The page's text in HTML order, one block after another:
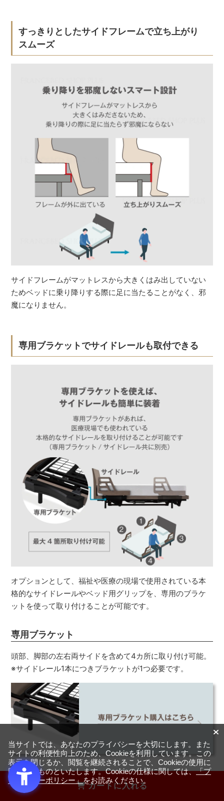
カートに入れる
すっきりとしたサイドフレームで立ち上がり
スムーズ
サイドフレームがマットレスから大きくはみ出していない
ためベッドに乗り降りする際に足に当たることがなく、邪
魔になりません。
専用ブラケットでサイドレールも取付できる
オプションとして、福祉や医療の現場で使用されている本
格的なサイドレールやベッド用グリップを、専用のブラケ
ットを使って取り付けることが可能です。
専用ブラケット
頭部、脚部の左右両サイドを含めて4カ所に取り付け可能。
※サイドレール1本につきブラケットが1つ必要です。
サイドレール
当サイトでは、あなたのプライバシーを大切にします。また
サイトの利便性向上のため、Cookieを利用しています。この
表示を閉じるか、閲覧を継続されることで、Cookieの使用に
同意するものといたします。Cookieの仕様に関しては、「プ
ライバシーポリシー」をお読みください。